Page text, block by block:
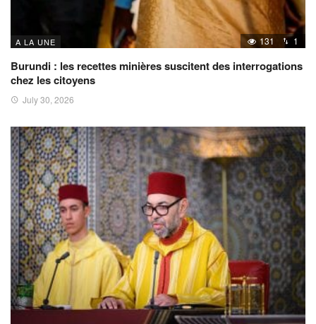
A LA UNE 131 1
Burundi : les recettes minières suscitent des interrogations
chez les citoyens
July 30, 2026